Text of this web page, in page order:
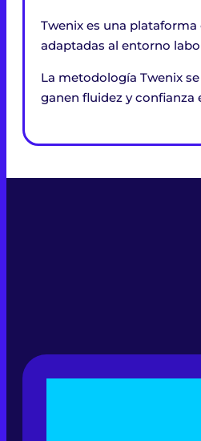
Twenix es una
adaptadas al entorno
La metodología Twenix
ganen fluidez y confianza